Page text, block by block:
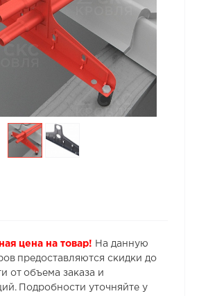
цена на товар! На данную
предоставляются скидки до
от объема заказа и
Подробности уточняйте у